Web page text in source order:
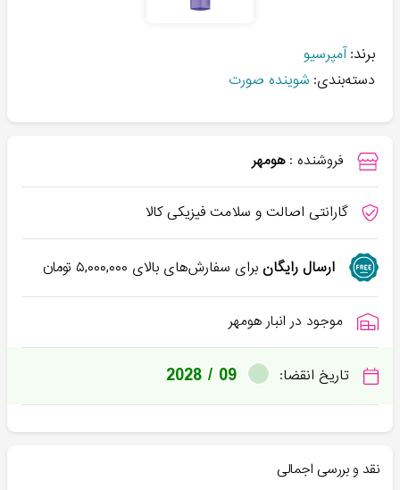
برند: آمپرسیو
دسته‌بندی: شوینده صورت
فروشنده : هومهر
گارانتی اصالت و سلامت فیزیکی کالا
ارسال رایگانبرای سفارش‌های بالای ۵,۰۰۰,۰۰۰تومان
موجود در انبار هومهر
تاریخ انقضا: 2028 / 09
نقد و بررسی اجمالی